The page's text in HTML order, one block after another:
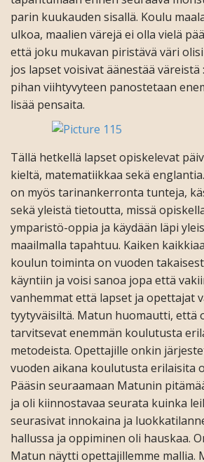
parin kuukauden sisallä. Koulu
ulkoa, maalien värejä ei olla vielä
että joku mukavan piristävä väri
jos lapset voisivat äänestää väreistä
pihan viihtyvyteen panostetaan
lisää pensaita.
Tällä hetkellä lapset opiskelevat
kieltä, matematiikkaa sekä
on myös tarinankerronta tunteja,
sekä yleistä tietoutta, missä
ymparistö-oppia ja käydään läpi
maailmalla tapahtuu. Kaiken
koulun toiminta on vuoden
käyntiin ja voisi sanoa jopa että
vanhemmat että lapset ja opettajat
tyytyväisiltä. Matun huomautti, että
tarvitsevat enemmän koulutusta
metodeista. Opettajille onkin
vuoden aikana koulutusta erilaisita
Pääsin seuraamaan Matunin
ja oli kiinnostavaa seurata kuinka
seurasivat innokaina ja
hallussa ja oppiminen oli hauskaa.
Matun näytti opettajillemme mallia.